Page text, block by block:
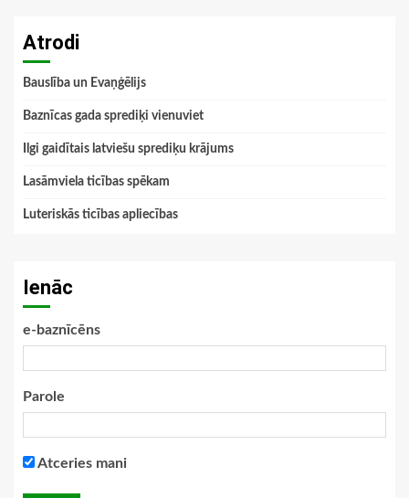
Atrodi
Bauslība un Evaņģēlijs
Baznīcas gada sprediķi vienuviet
Ilgi gaidītais latviešu sprediķu krājums
Lasāmviela ticības spēkam
Luteriskās ticības apliecības
Ienāc
e-baznīcēns
Parole
Atceries mani